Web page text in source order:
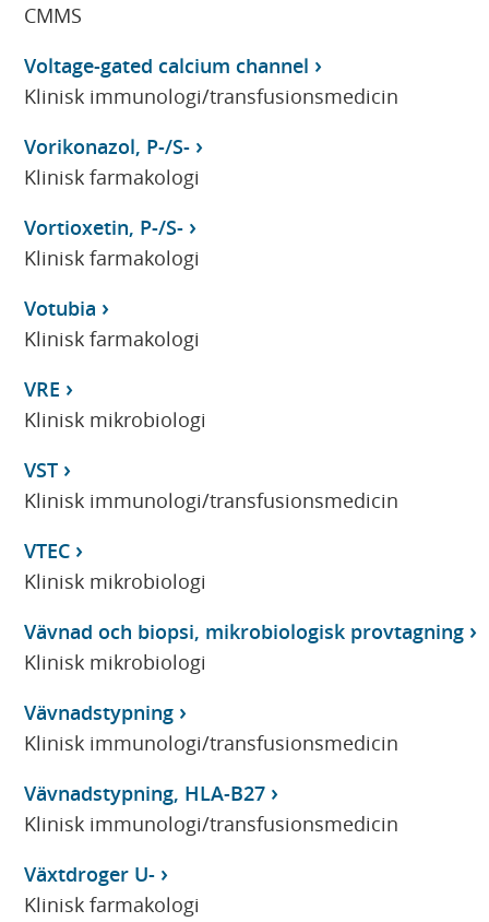
CMMS
Voltage-gated calcium channel
Klinisk immunologi/transfusionsmedicin
Vorikonazol, P-/S-
Klinisk farmakologi
Vortioxetin, P-/S-
Klinisk farmakologi
Votubia
Klinisk farmakologi
VRE
Klinisk mikrobiologi
VST
Klinisk immunologi/transfusionsmedicin
VTEC
Klinisk mikrobiologi
Vävnad och biopsi, mikrobiologisk provtagning
Klinisk mikrobiologi
Vävnadstypning
Klinisk immunologi/transfusionsmedicin
Vävnadstypning, HLA-B27
Klinisk immunologi/transfusionsmedicin
Växtdroger U-
Klinisk farmakologi